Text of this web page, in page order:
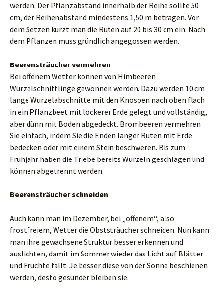
werden. Der Pflanzabstand innerhalb der Reihe sollte 50
cm, der Reihenabstand mindestens 1,50 m betragen. Vor
dem Setzen kürzt man die Ruten auf 20 bis 30 cm ein. Nach
dem Pflanzen muss gründlich angegossen werden.
Beerensträucher vermehren
Bei offenem Wetter können von Himbeeren
Wurzelschnittlinge gewonnen werden. Dazu werden 10 cm
lange Wurzelabschnitte mit den Knospen nach oben flach
in ein Pflanzbeet mit lockerer Erde gelegt und vollständig,
aber dünn mit Boden abgedeckt. Brombeeren vermehren
Sie einfach, indem Sie die Enden langer Ruten mit Erde
bedecken oder mit einem Stein beschweren. Bis zum
Frühjahr haben die Triebe bereits Wurzeln geschlagen und
können abgetrennt werden.
Beerensträucher schneiden
Auch kann man im Dezember, bei „offenem“, also
frostfreiem, Wetter die Obststräucher schneiden. Nun kann
man ihre gewachsene Struktur besser erkennen und
auslichten, damit im Sommer wieder das Licht auf Blätter
und Früchte fällt. Je besser diese von der Sonne beschienen
werden, desto gesünder bleiben sie.